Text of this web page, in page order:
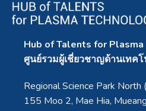
Hub of Talents for
ศูนย์รวมผู้เชี่ยวชาญด้านเทค
Regional Science Park North
155 Moo 2, Mae Hia,